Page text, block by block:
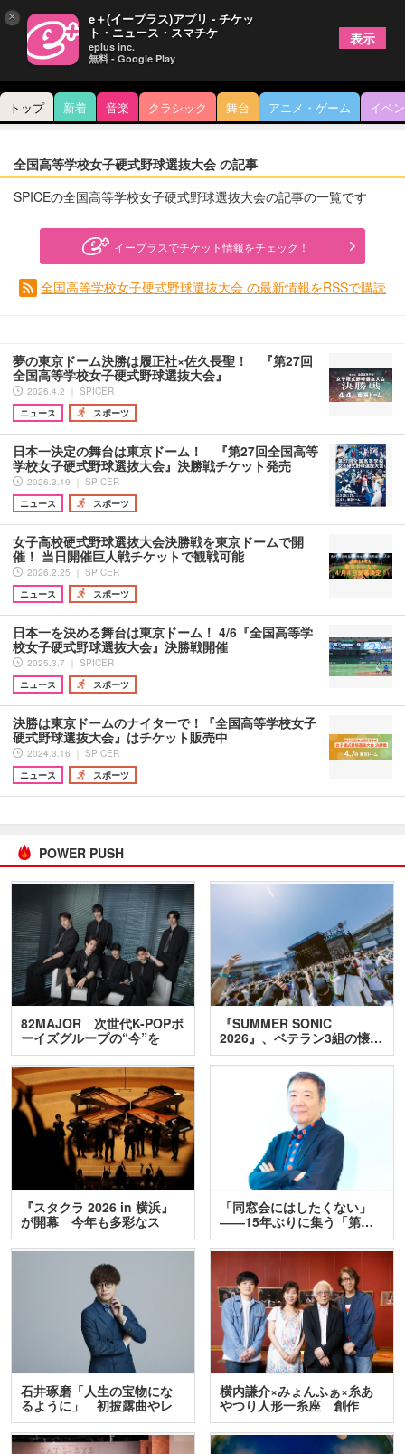
トップ 新着 音楽 クラシック 舞台 アニメ・ゲーム イベ
全国高等学校女子硬式野球選抜大会 の記事
SPICEの全国高等学校女子硬式野球選抜大会の記事の一覧です
イープラスでチケット情報をチェック！
全国高等学校女子硬式野球選抜大会 の最新情報をRSSで購読
夢の東京ドーム決勝は履正社×佐久長聖！ 『第27回
全国高等学校女子硬式野球選抜大会』
2026.4.2 ｜ SPICER
ニュース
スポーツ
日本一決定の舞台は東京ドーム！ 『第27回全国高等
学校女子硬式野球選抜大会』決勝戦チケット発売
2026.3.19 ｜ SPICER
ニュース
スポーツ
女子高校硬式野球選抜大会決勝戦を東京ドームで開
催！ 当日開催巨人戦チケットで観戦可能
2026.2.25 ｜ SPICER
ニュース
スポーツ
日本一を決める舞台は東京ドーム！ 4/6『全国高等学
校女子硬式野球選抜大会』決勝戦開催
2025.3.7 ｜ SPICER
ニュース
スポーツ
決勝は東京ドームのナイターで！『全国高等学校女子
硬式野球選抜大会』はチケット販売中
2024.3.16 ｜ SPICER
ニュース
スポーツ
POWER PUSH
82MAJOR 次世代K-POPボ
ーイズグループの“今”を
訊…
『SUMMER SONIC
2026』、ベテラン3組の懐…
『スタクラ 2026 in 横浜』
が開幕 今年も多彩なス
テ…
「同窓会にはしたくない」
――15年ぶりに集う「第…
石井琢磨「人生の宝物にな
るように」 初披露曲やレ
ア…
横内謙介×みょんふぁ×糸あ
やつり人形一糸座 創作
人…
× e＋(イープラス)アプリ - チケッ
ト・ニュース・スマチケ
eplus inc.
無料 - Google Play
表示